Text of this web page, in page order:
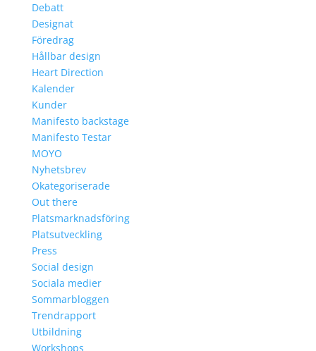
Debatt
Designat
Föredrag
Hållbar design
Heart Direction
Kalender
Kunder
Manifesto backstage
Manifesto Testar
MOYO
Nyhetsbrev
Okategoriserade
Out there
Platsmarknadsföring
Platsutveckling
Press
Social design
Sociala medier
Sommarbloggen
Trendrapport
Utbildning
Workshops